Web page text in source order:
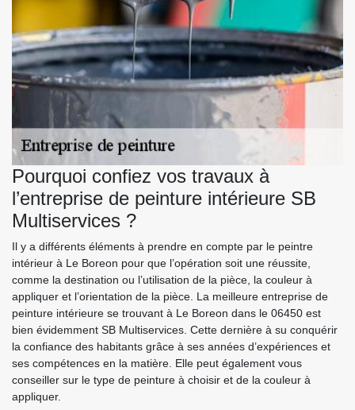
Pourquoi confiez vos travaux à
l’entreprise de peinture intérieure SB
Multiservices ?
Il y a différents éléments à prendre en compte par le peintre
intérieur à Le Boreon pour que l’opération soit une réussite,
comme la destination ou l’utilisation de la pièce, la couleur à
appliquer et l’orientation de la pièce. La meilleure entreprise de
peinture intérieure se trouvant à Le Boreon dans le 06450 est
bien évidemment SB Multiservices. Cette dernière à su conquérir
la confiance des habitants grâce à ses années d’expériences et
ses compétences en la matière. Elle peut également vous
conseiller sur le type de peinture à choisir et de la couleur à
appliquer.